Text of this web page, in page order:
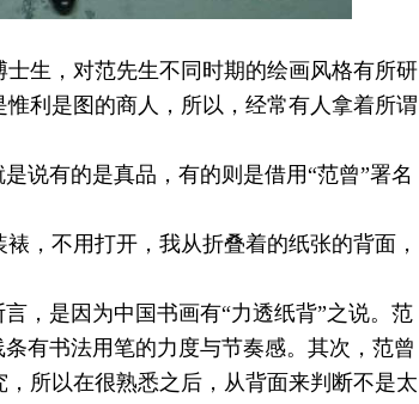
士生，对范先生不同时期的绘画风格有所研
利是图的商人，所以，经常有人拿着所谓
说有的是真品，有的则是借用“范曾”署名
，不用打开，我从折叠着的纸张的背面，
，是因为中国书画有“力透纸背”之说。 范
有书法用笔的力度与节奏感。其次， 范曾
所以在很熟悉之后，从背面来判断不是太